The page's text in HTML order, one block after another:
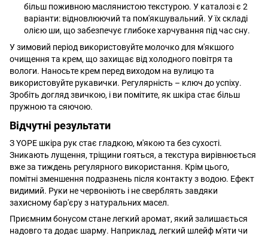
більш поживною маслянистою текстурою. У каталозі є 2
варіанти: відновлюючий та пом'якшувальний. У їх складі
олією ши, що забезпечує глибоке харчування під час сну.
У зимовий період використовуйте молочко для м'якшого
очищення та крем, що захищає від холодного повітря та
вологи. Наносьте крем перед виходом на вулицю та
використовуйте рукавички. Регулярність – ключ до успіху.
Зробіть догляд звичкою, і ви помітите, як шкіра стає більш
пружною та сяючою.
Відчутні результати
З YOPE шкіра рук стає гладкою, м'якою та без сухості.
Зникають лущення, тріщини гояться, а текстура вирівнюється
вже за тиждень регулярного використання. Крім цього,
помітні зменшення подразнень після контакту з водою. Ефект
видимий. Руки не червоніють і не сверблять завдяки
захисному бар'єру з натуральних масел.
Приємним бонусом стане легкий аромат, який залишається
надовго та додає шарму. Наприклад, легкий шлейф м'яти чи